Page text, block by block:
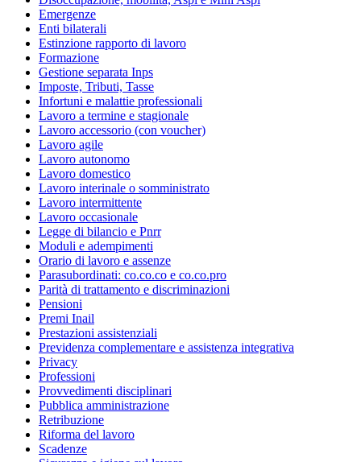
Emergenze
Enti bilaterali
Estinzione rapporto di lavoro
Formazione
Gestione separata Inps
Imposte, Tributi, Tasse
Infortuni e malattie professionali
Lavoro a termine e stagionale
Lavoro accessorio (con voucher)
Lavoro agile
Lavoro autonomo
Lavoro domestico
Lavoro interinale o somministrato
Lavoro intermittente
Lavoro occasionale
Legge di bilancio e Pnrr
Moduli e adempimenti
Orario di lavoro e assenze
Parasubordinati: co.co.co e co.co.pro
Parità di trattamento e discriminazioni
Pensioni
Premi Inail
Prestazioni assistenziali
Previdenza complementare e assistenza integrativa
Privacy
Professioni
Provvedimenti disciplinari
Pubblica amministrazione
Retribuzione
Riforma del lavoro
Scadenze